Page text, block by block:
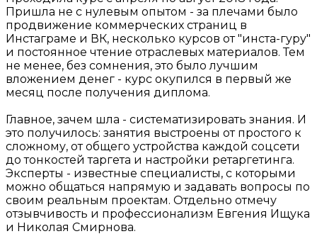
Пришла не с нулевым опытом - за плечами было
продвижение коммерческих страниц в
Инстаграме и ВК, несколько курсов от "инста-гуру"
и постоянное чтение отраслевых материалов. Тем
не менее, без сомнения, это было лучшим
вложением денег - курс окупился в первый же
месяц после получения диплома.
Главное, зачем шла - систематизировать знания. И
это получилось: занятия выстроены от простого к
сложному, от общего устройства каждой соцсети
до тонкостей таргета и настройки ретаргетинга.
Эксперты - известные специалисты, с которыми
можно общаться напрямую и задавать вопросы по
своим реальным проектам. Отдельно отмечу
отзывчивость и профессионализм Евгения Ищука
и Николая Смирнова.